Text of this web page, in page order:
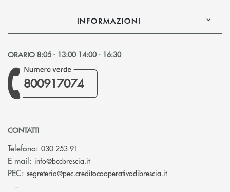
INFORMAZIONI
ORARIO 8:05 - 13:00 14:00 - 16:30
800917074
CONTATTI
Telefono: 030 253 91
E-mail: info@bccbrescia.it(si apre l’app di posta elettronica)
PEC: segreteria@pec.creditocooperativodibrescia.it(si apre l’app di